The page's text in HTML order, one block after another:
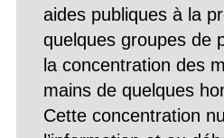
aides publiques à la
quelques groupes de
la concentration des
mains de quelques
Cette concentration